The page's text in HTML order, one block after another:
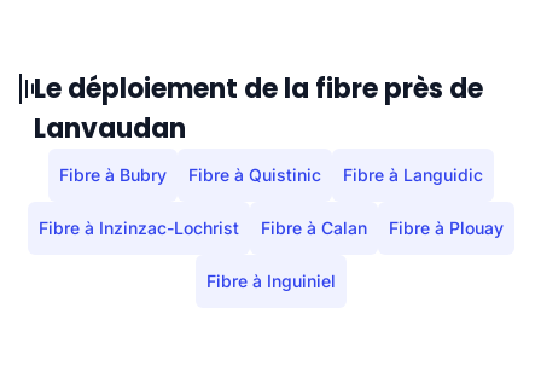
Le déploiement de la fibre près de
Lanvaudan
Fibre à Bubry Fibre à Quistinic Fibre à Languidic
Fibre à Inzinzac-Lochrist Fibre à Calan Fibre à Plouay
Fibre à Inguiniel